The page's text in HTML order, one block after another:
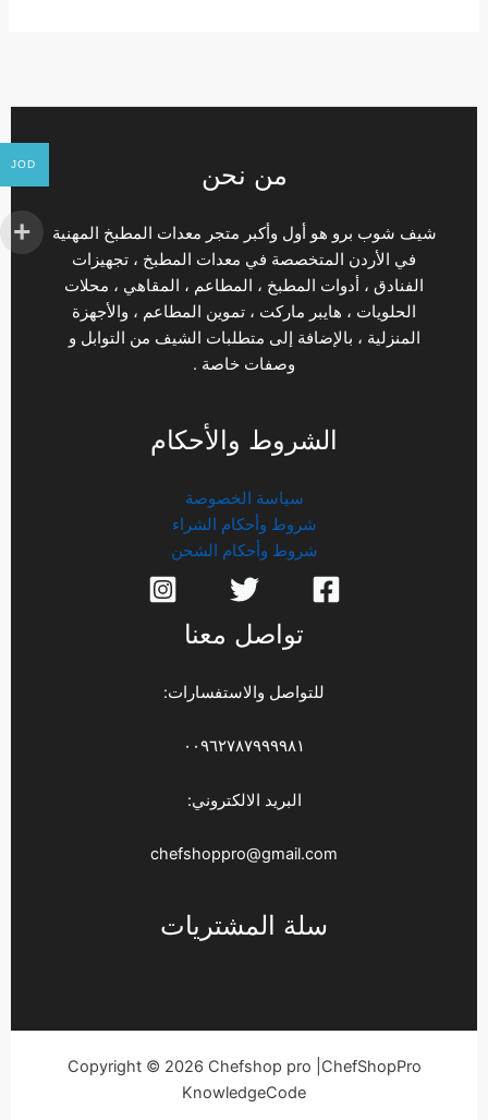
من نحن
شيف شوب برو هو أول وأكبر متجر معدات المطبخ المهنية
في الأردن المتخصصة في معدات المطبخ ، تجهيزات
الفنادق ، أدوات المطبخ ، المطاعم ، المقاهي ، محلات
الحلويات ، هايبر ماركت ، تموين المطاعم ، والأجهزة
المنزلية ، بالإضافة إلى متطلبات الشيف من التوابل و
وصفات خاصة .
الشروط والأحكام
سياسة الخصوصة
شروط وأحكام الشراء
شروط وأحكام الشحن
تواصل معنا
للتواصل والاستفسارات:
٠٠٩٦٢٧٨٧٩٩٩٩٨١
البريد الالكتروني:
chefshoppro@gmail.com
سلة المشتريات
Copyright © 2026 Chefshop pro |ChefShopPro
KnowledgeCode
JOD